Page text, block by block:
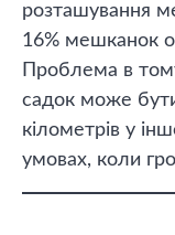
розташування
16% мешканок
Проблема в
садок може бути
кілометрів у
умовах, коли